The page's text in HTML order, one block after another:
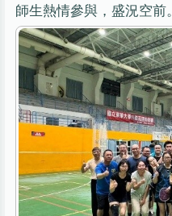
師生熱情參與，盛況空前。